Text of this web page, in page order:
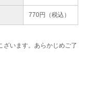
770円（税込）
ざいます。あらかじめご了